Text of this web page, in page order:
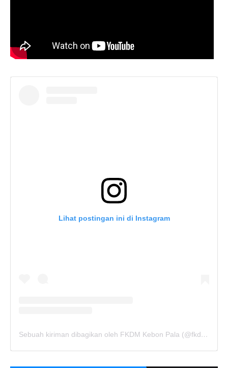
Lihat postingan ini di Instagram
Sebuah kiriman dibagikan oleh FKDM Kebon Pala (@fkdm_kebonpala)